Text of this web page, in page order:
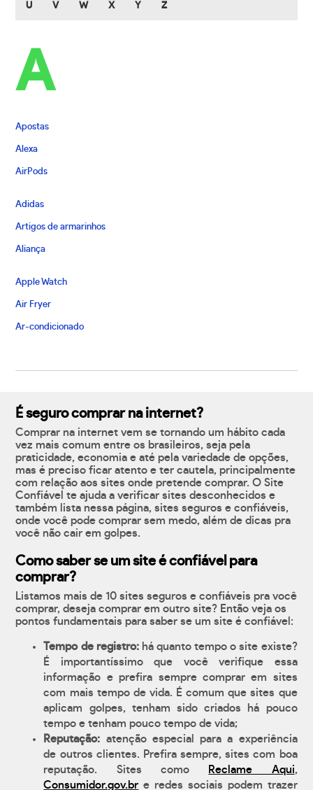
U V W X Y Z
A
Apostas
Alexa
AirPods
Adidas
Artigos de armarinhos
Aliança
Apple Watch
Air Fryer
Ar-condicionado
É seguro comprar na internet?
Comprar na internet vem se tornando um hábito cada
vez mais comum entre os brasileiros, seja pela
praticidade, economia e até pela variedade de opções,
mas é preciso ficar atento e ter cautela, principalmente
com relação aos sites onde pretende comprar. O Site
Confiável te ajuda a verificar sites desconhecidos e
também lista nessa página, sites seguros e confiáveis,
onde você pode comprar sem medo, além de dicas pra
você não cair em golpes.
Como saber se um site é confiável para
comprar?
Listamos mais de 10 sites seguros e confiáveis pra você
comprar, deseja comprar em outro site? Então veja os
pontos fundamentais para saber se um site é confiável:
Tempo de registro:há quanto tempo o site existe?
É importantíssimo que você verifique essa
informação e prefira sempre comprar em sites
com mais tempo de vida. É comum que sites que
aplicam golpes, tenham sido criados há pouco
tempo e tenham pouco tempo de vida;
Reputação: atenção especial para a experiência
de outros clientes. Prefira sempre, sites com boa
reputação. Sites como
Reclame Aqui,
Consumidor.gov.br e redes sociais podem trazer